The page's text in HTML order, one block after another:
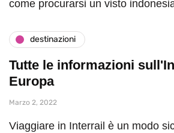
come procurarsi un visto
destinazioni
Tutte le informazioni
Europa
Marzo 2, 2022
Viaggiare in Interrail è un modo